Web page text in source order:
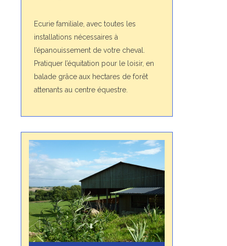
Ecurie familiale, avec toutes les
installations nécessaires à
l’épanouissement de votre cheval.
Pratiquer l’équitation pour le loisir, en
balade grâce aux hectares de forêt
attenants au centre équestre.